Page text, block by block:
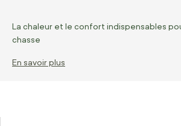
La chaleur et le confort indispensables
chasse
En savoir plus